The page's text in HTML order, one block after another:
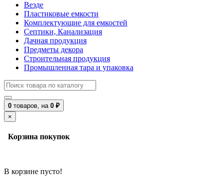
Везде
Пластиковые емкости
Комплектующие для емкостей
Септики, Канализация
Дачная продукция
Предметы декора
Строительная продукция
Промышленная тара и упаковка
0 товаров, на 0 ₽
×
Корзина покупок
В корзине пусто!